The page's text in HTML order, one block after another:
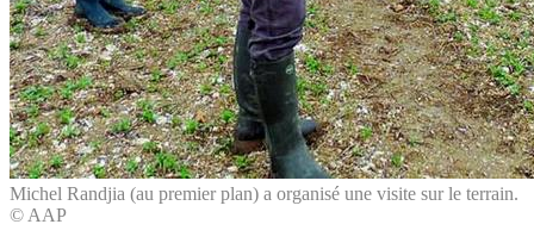
Michel Randjia (au premier plan) a organisé une visite sur le terrain.
© AAP